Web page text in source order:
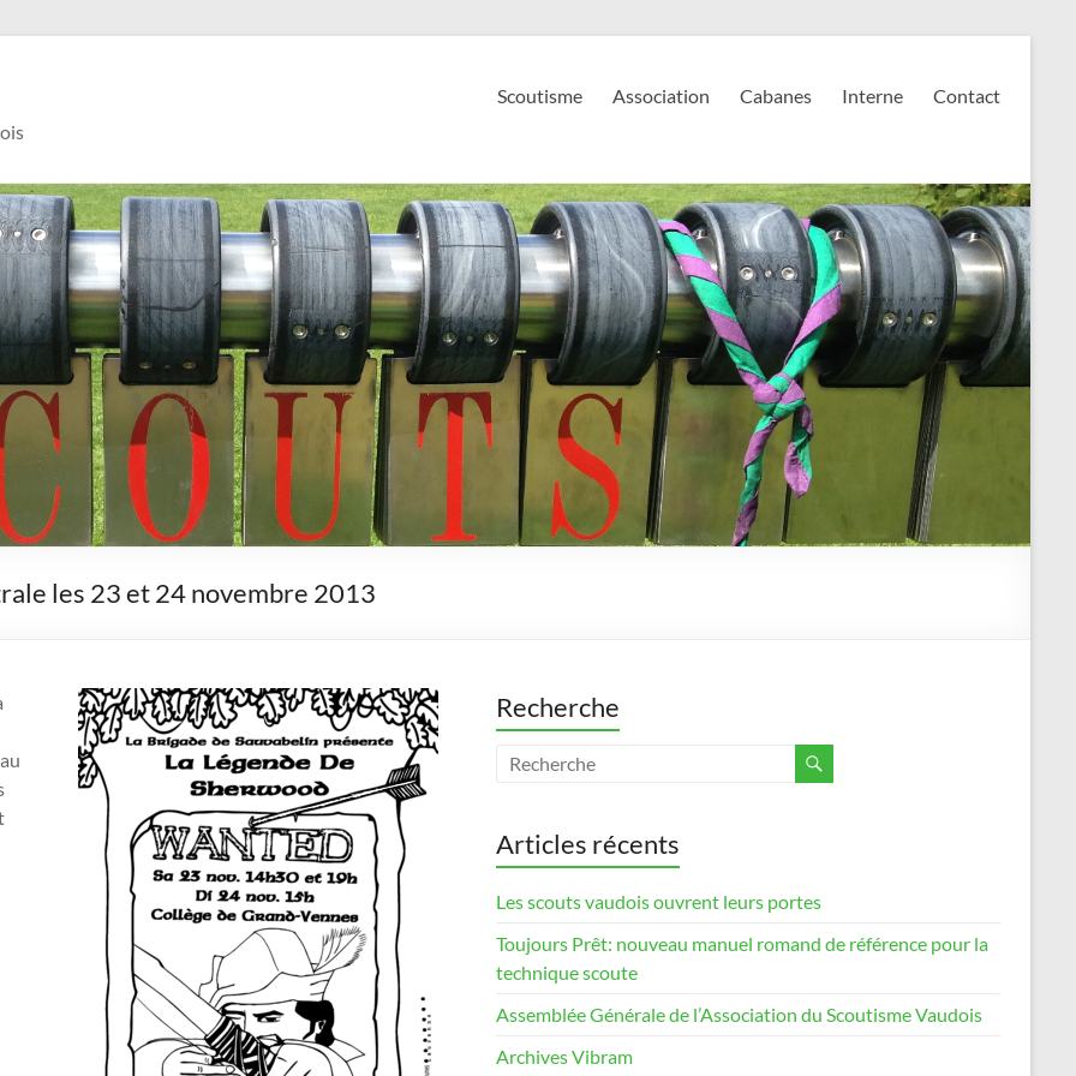
Scoutisme Association Cabanes Interne Contact
les 23 et 24 novembre 2013
Recherche
Articles récents
Les scouts vaudois ouvrent leurs portes
Toujours Prêt: nouveau manuel romand de référence pour la
technique scoute
Assemblée Générale de l’Association du Scoutisme Vaudois
Archives Vibram